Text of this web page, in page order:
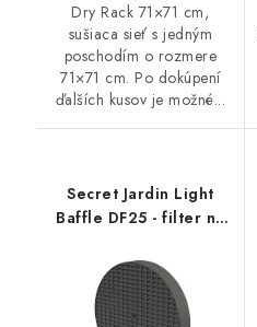
Dry Rack 71×71 cm,
sušiaca sieť s jedným
poschodím o rozmere
71×71 cm. Po dokúpení
ďalších kusov je možné...
Secret Jardin Light
Baffle DF25 - filter na